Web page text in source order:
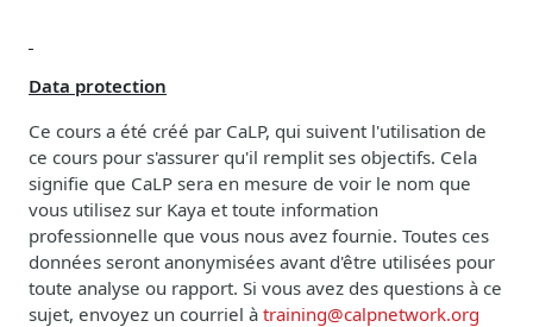
Data protection
Ce cours a été créé par CaLP, qui suivent l'utilisation de
ce cours pour s'assurer qu'il remplit ses objectifs. Cela
signifie que CaLP sera en mesure de voir le nom que
vous utilisez sur Kaya et toute information
professionnelle que vous nous avez fournie. Toutes ces
données seront anonymisées avant d'être utilisées pour
toute analyse ou rapport. Si vous avez des questions à ce
sujet, envoyez un courriel à training@calpnetwork.org